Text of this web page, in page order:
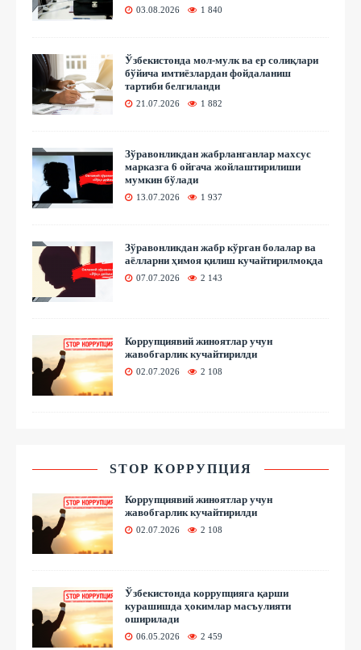
03.08.2026 1 840
Ўзбекистонда мол-мулк ва ер солиқлари
бўйича имтиёзлардан фойдаланиш
тартиби белгиланди
21.07.2026 1 882
Зўравонликдан жабрланганлар махсус
марказга 6 ойгача жойлаштирилиши
мумкин бўлади
13.07.2026 1 937
Зўравонликдан жабр кўрган болалар ва
аёлларни ҳимоя қилиш кучайтирилмоқда
07.07.2026 2 143
Коррупциявий жиноятлар учун
жавобгарлик кучайтирилди
02.07.2026 2 108
STOP КОРРУПЦИЯ
Коррупциявий жиноятлар учун
жавобгарлик кучайтирилди
02.07.2026 2 108
Ўзбекистонда коррупцияга қарши
курашишда ҳокимлар масъулияти
оширилади
06.05.2026 2 459